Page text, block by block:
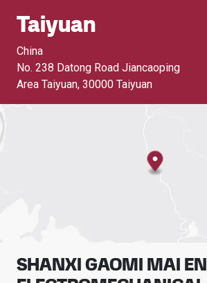
Taiyuan
China
No. 238 Datong Road Jiancaoping
Area Taiyuan, 30000 Taiyuan
SHANXI GAOMI MAI EN